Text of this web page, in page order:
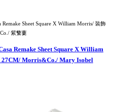
Remake Sheet Square X William Morris/ 裝飾
紫蘩蔞
Remake Sheet Square X William
Morris&Co./ Mary Isobel